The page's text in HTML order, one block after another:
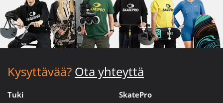
Kysyttävää? Ota yhteyttä
Tuki SkatePro